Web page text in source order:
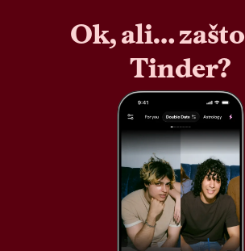
Ok, ali… zašto
Tinder?